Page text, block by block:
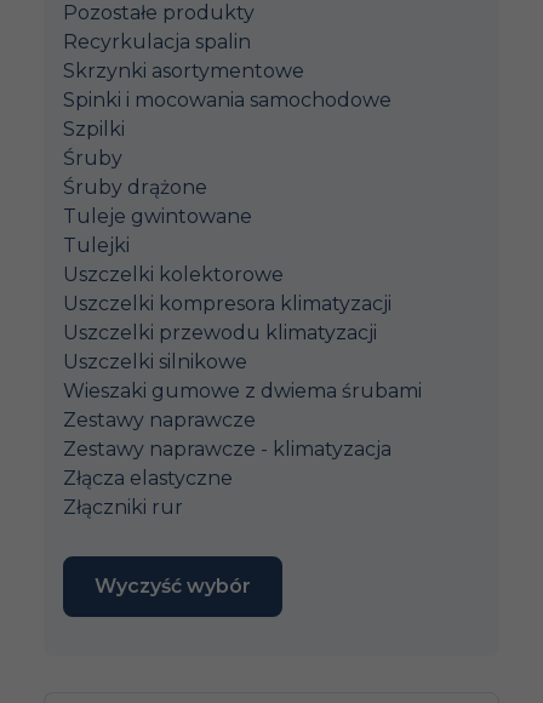
Pozostałe produkty
Recyrkulacja spalin
Skrzynki asortymentowe
Spinki i mocowania samochodowe
Szpilki
Śruby
Śruby drążone
Tuleje gwintowane
Tulejki
Uszczelki kolektorowe
Uszczelki kompresora klimatyzacji
Uszczelki przewodu klimatyzacji
Uszczelki silnikowe
Wieszaki gumowe z dwiema śrubami
Zestawy naprawcze
Zestawy naprawcze - klimatyzacja
Złącza elastyczne
Złączniki rur
Wyczyść wybór